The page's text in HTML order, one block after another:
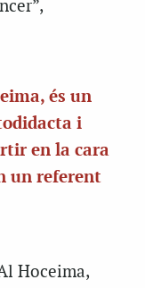
és un
i
en la cara
un referent
Hoceima,